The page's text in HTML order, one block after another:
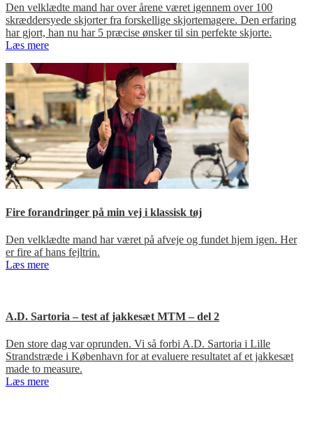
Den velklædte mand har over årene været igennem over 100
skræddersyede skjorter fra forskellige skjortemagere. Den erfaring
har gjort, han nu har 5 præcise ønsker til sin perfekte skjorte.
Læs mere
Fire forandringer på min vej i klassisk tøj
Den velklædte mand har været på afveje og fundet hjem igen. Her
er fire af hans fejltrin.
Læs mere
A.D. Sartoria – test af jakkesæt MTM – del 2
Den store dag var oprunden. Vi så forbi A.D. Sartoria i Lille
Strandstræde i København for at evaluere resultatet af et jakkesæt
made to measure.
Læs mere